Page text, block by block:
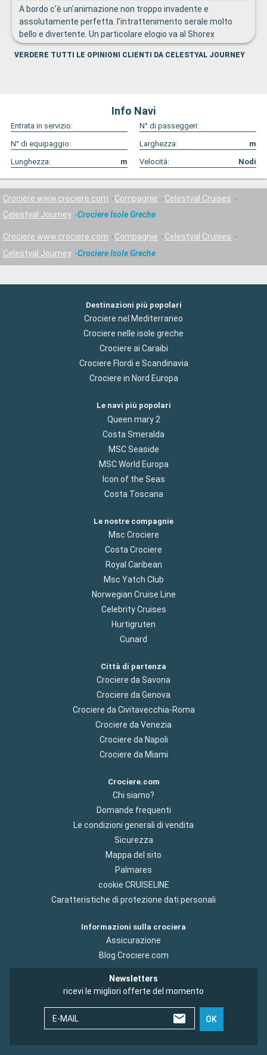
A bordo c'è un'animazione non troppo invadente e
assolutamente perfetta. l'intrattenimento serale molto
bello e divertente. Un particolare elogio va al Shorex
Staff.ed in particolare Lis Sanchez Freire per gentilezza
professionalità e simpatia
VERDERE TUTTI LE OPINIONI CLIENTI DA CELESTYAL JOURNEY
Info Navi
Entrata in servizio:
N° di passeggeri:
N° di equipaggio:
Larghezza:
m
Lunghezza:
m Velocità: Nodi
Crociere www.crociere.com Compagnie
Celestyal Cruises
Celestyal Journey
Crociere Isole Greche
Crociere www.crociere.com Compagnie
Celestyal Cruises
Celestyal Journey
Crociere Isole Greche
Destinazioni più popolari
Crociere nel Mediterraneo
Crociere nelle isole greche
Crociere ai Caraibi
Crociere Flordi e Scandinavia
Crociere in Nord Europa
Le navi più popolari
Queen mary 2
Costa Smeralda
MSC Seaside
MSC World Europa
Icon of the Seas
Costa Toscana
Le nostre compagnie
Msc Crociere
Costa Crociere
Royal Caribean
Msc Yatch Club
Norwegian Cruise Line
Celebrity Cruises
Hurtigruten
Cunard
Città di partenza
Crociere da Savona
Crociere da Genova
Crociere da Civitavecchia-Roma
Crociere da Venezia
Crociere da Napoli
Crociere da Miami
Crociere.com
Chi siamo?
Domande frequenti
Le condizioni generali di vendita
Sicurezza
Mappa del sito
Palmares
cookie CRUISELINE
Caratteristiche di protezione dati personali
Informazioni sulla crociera
Assicurazione
Blog Crociere.com
Newsletters
ricevi le migliori offerte del momento
E-MAIL OK